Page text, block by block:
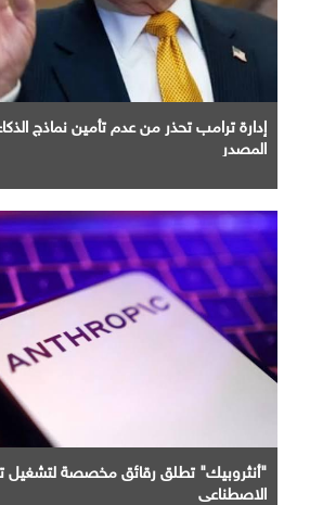
إدارة ترامب تحذر من عدم تأمين نماذج
المصدر
"أنثروبيك" تطلق رقائق مخصصة لتشغيل
الاصطناعي